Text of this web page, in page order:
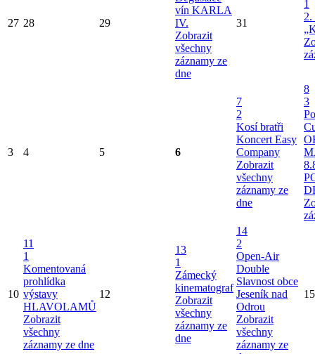
27 28 29
vín KARLA
IV.
Zobrazit
všechny
záznamy ze
dne
31
1
2.
3 4 5 6
7
2
Kosí bratři
Koncert Easy
Company
Zobrazit
všechny
záznamy ze
dne
8
3
10
11
1
Komentovaná
prohlídka
výstavy
HLAVOLAMŮ
Zobrazit
všechny
záznamy ze dne
12
13
1
Zámecký
kinematograf
Zobrazit
všechny
záznamy ze
dne
14
2
Open-Air
Double
Slavnost obce
Jeseník nad
Odrou
Zobrazit
všechny
záznamy ze
15